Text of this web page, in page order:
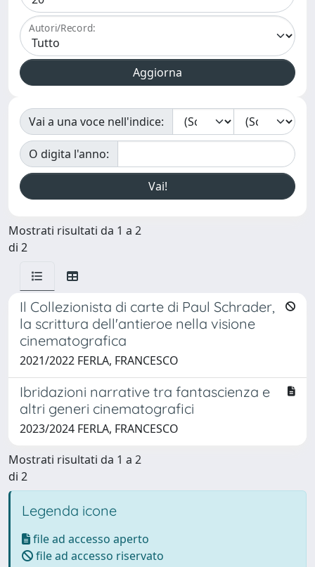
Autori/Record:
Vai a una voce nell'indice:
O digita l'anno:
Mostrati risultati da 1 a 2
di 2
Il Collezionista di carte di Paul Schrader,
la scrittura dell'antieroe nella visione
cinematografica
2021/2022 FERLA, FRANCESCO
Ibridazioni narrative tra fantascienza e
altri generi cinematografici
2023/2024 FERLA, FRANCESCO
Mostrati risultati da 1 a 2
di 2
Legenda icone
file ad accesso aperto
file ad accesso riservato